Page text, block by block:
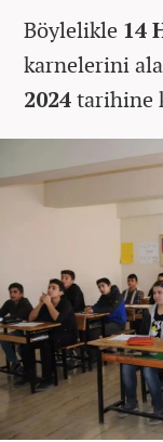
Böylelikle 14
karnelerini
2024tarihine